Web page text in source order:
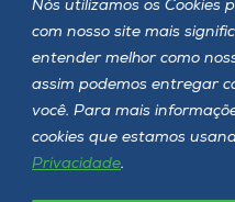
Nós utilizamos os Cookies
com nosso site mais
entender melhor como
assim podemos entregar
você. Para mais
cookies que estamos
Privacidade.